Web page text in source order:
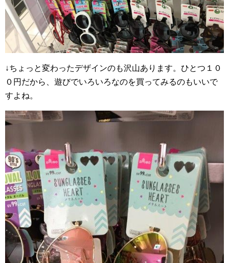
↓ちょっと変わったデザインのも沢山あります。ひとつ１０
０円だから、遊びでいろいろなのを買ってみるのもいいで
すよね。